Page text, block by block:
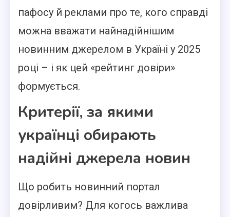
пафосу й реклами про те, кого справді
можна вважати найнадійнішим
новинним джерелом в Україні у 2025
році – і як цей «рейтинг довіри»
формується.
Критерії, за якими
українці обирають
надійні джерела новин
Що робить новинний портал
довірливим? Для когось важлива